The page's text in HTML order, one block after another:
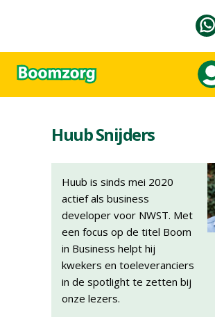
Huub Snijders
Huub is sinds mei 2020
actief als business
developer voor NWST. Met
een focus op de titel Boom
in Business helpt hij
kwekers en toeleveranciers
in de spotlight te zetten bij
onze lezers.